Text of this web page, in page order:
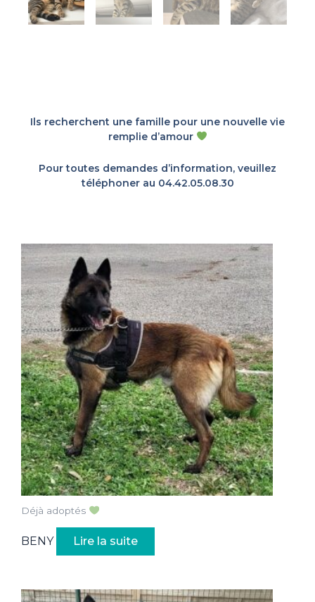
Ils recherchent une famille pour une nouvelle vie
remplie d’amour
Pour toutes demandes d’information, veuillez
téléphoner au 04.42.05.08.30
Déjà adoptés
BENY Lire la suite